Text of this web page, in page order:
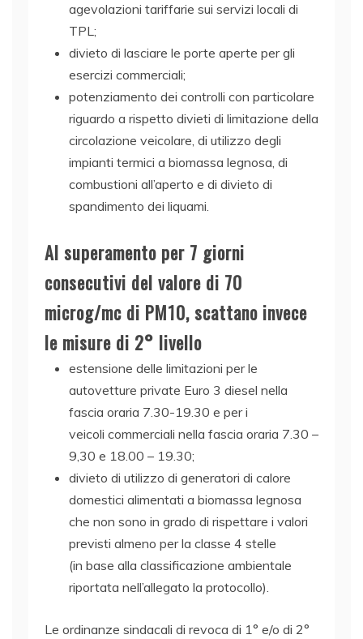
agevolazioni tariffarie sui servizi locali di
TPL;
divieto di lasciare le porte aperte per gli
esercizi commerciali;
potenziamento dei controlli con particolare
riguardo a rispetto divieti di limitazione della
circolazione veicolare, di utilizzo degli
impianti termici a biomassa legnosa, di
combustioni all’aperto e di divieto di
spandimento dei liquami.
Al superamento per 7 giorni
consecutivi del valore di 70
microg/mc di PM10, scattano invece
le misure di 2° livello
estensione delle limitazioni per le
autovetture private Euro 3 diesel nella
fascia oraria 7.30-19.30 e per i
veicoli commerciali nella fascia oraria 7.30 –
9,30 e 18.00 – 19.30;
divieto di utilizzo di generatori di calore
domestici alimentati a biomassa legnosa
che non sono in grado di rispettare i valori
previsti almeno per la classe 4 stelle
(in base alla classificazione ambientale
riportata nell’allegato la protocollo).
Le ordinanze sindacali di revoca di 1° e/o di 2°